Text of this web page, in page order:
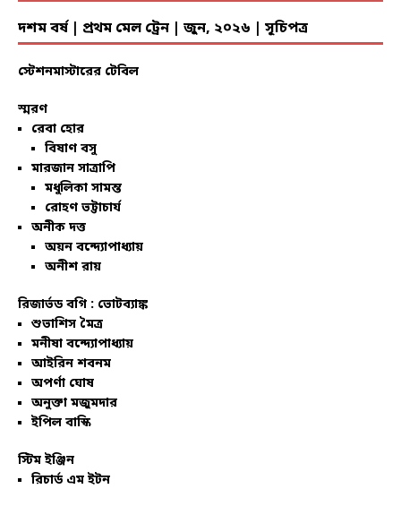
দশম বর্ষ | প্রথম মেল ট্রেন | জুন, ২০২৬ | সূচিপত্র
স্টেশনমাস্টারের টেবিল
স্মরণ
রেবা হোর
বিষাণ বসু
মারজান সাত্রাপি
মধুলিকা সামন্ত
রোহণ ভট্টাচার্য
অনীক দত্ত
অয়ন বন্দ্যোপাধ্যায়
অনীশ রায়
রিজার্ভড বগি : ভোটব্যাঙ্ক
শুভাশিস মৈত্র
মনীষা বন্দ্যোপাধ্যায়
আইরিন শবনম
অপর্ণা ঘোষ
অনুক্তা মজুমদার
ইপিল বাস্কি
স্টিম ইঞ্জিন
রিচার্ড এম ইটন